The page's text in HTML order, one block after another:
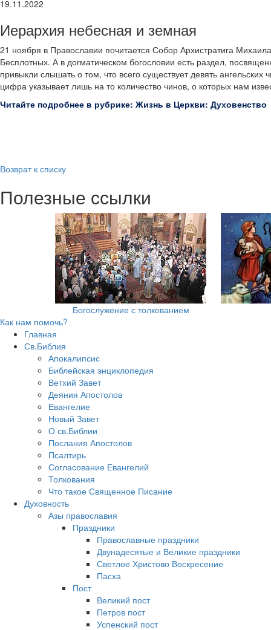
19.11.2022
Иерархия небесная и земная
21 ноября в Православии почитается Собор Архистратига
Бесплотных. А в догматическом богословии есть раздел,
привыкли слышать о том, что всего существует девять
цифра указывает лишь на то количество чинов, о которых нам
Читайте подробнее в рубрике: Жизнь в Церкви: Духовенство
Возврат к списку
Полезные ссылки
Богослужение с толкованием
Как нам помочь?
Главная
Св.Библия
Апокалипсис
Библейская энциклопедия
Ветхий Завет
Деяния Апостолов
Евангелие
Новый Завет
О св.Библии
Послания Апостолов
Псалтирь
Согласование Евангелий
Толкования
Что такое Священное Писание
Духовность
Азы православия
Праздники
Православные праздники
Двунадесятые и Великие праздники
Светлое Христово Воскресение
Пасха
Пост
Великий пост
Петров пост
Успенский пост